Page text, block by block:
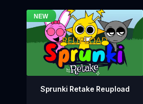
Sprunki Retake Reupload